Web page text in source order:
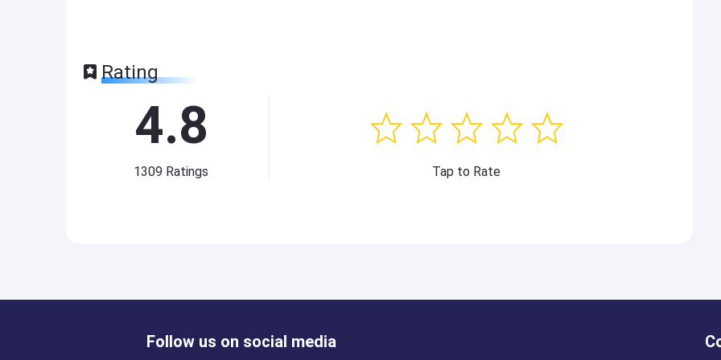
Rating
4.8
1309 Ratings Tap to Rate
Follow us on social media